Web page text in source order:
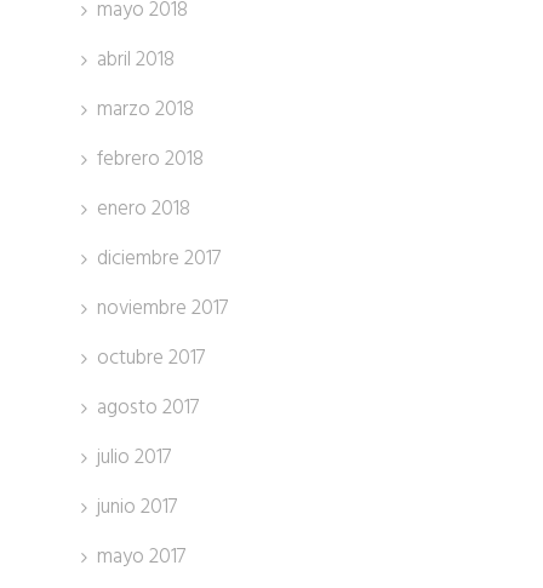
mayo 2018
abril 2018
marzo 2018
febrero 2018
enero 2018
diciembre 2017
noviembre 2017
octubre 2017
agosto 2017
julio 2017
junio 2017
mayo 2017